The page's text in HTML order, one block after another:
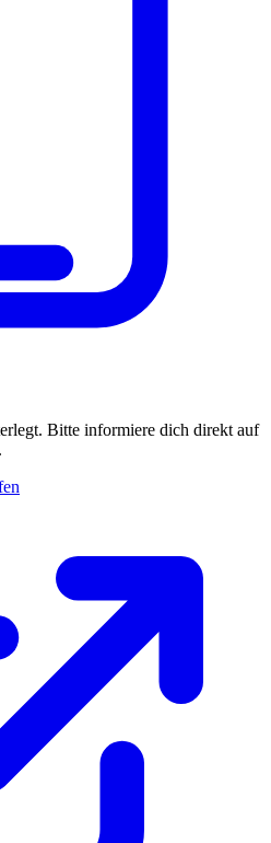
Bitte informiere dich direkt auf